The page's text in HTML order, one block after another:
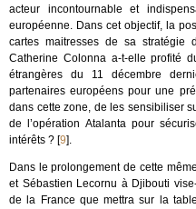
acteur incontournable et
européenne. Dans cet objectif, la
cartes maitresses de sa stratégie
Catherine Colonna a-t-elle profité
étrangères du 11 décembre
partenaires européens pour une
dans cette zone, de les sensibiliser
de l’opération Atalanta pour
intérêts ? [9].
Dans le prolongement de cette
et Sébastien Lecornu à Djibouti
de la France que mettra sur la